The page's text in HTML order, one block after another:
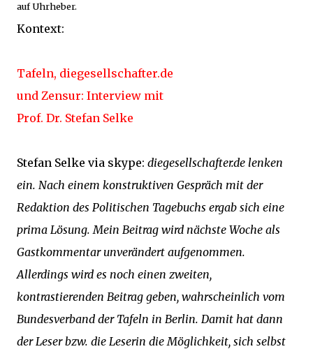
auf Uhrheber.
Kontext:
Tafeln, diegesellschafter.de
und Zensur: Interview mit
Prof. Dr. Stefan Selke
Stefan Selke via skype: diegesellschafter.de lenken
ein. Nach einem konstruktiven Gespräch mit der
Redaktion des Politischen Tagebuchs ergab sich eine
prima Lösung. Mein Beitrag wird nächste Woche als
Gastkommentar unverändert aufgenommen.
Allerdings wird es noch einen zweiten,
kontrastierenden Beitrag geben, wahrscheinlich vom
Bundesverband der Tafeln in Berlin. Damit hat dann
der Leser bzw. die Leserin die Möglichkeit, sich selbst